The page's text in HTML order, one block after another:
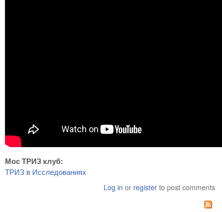
Мос ТРИЗ клуб:
ТРИЗ в Исследованиях
Log in or register to post comments